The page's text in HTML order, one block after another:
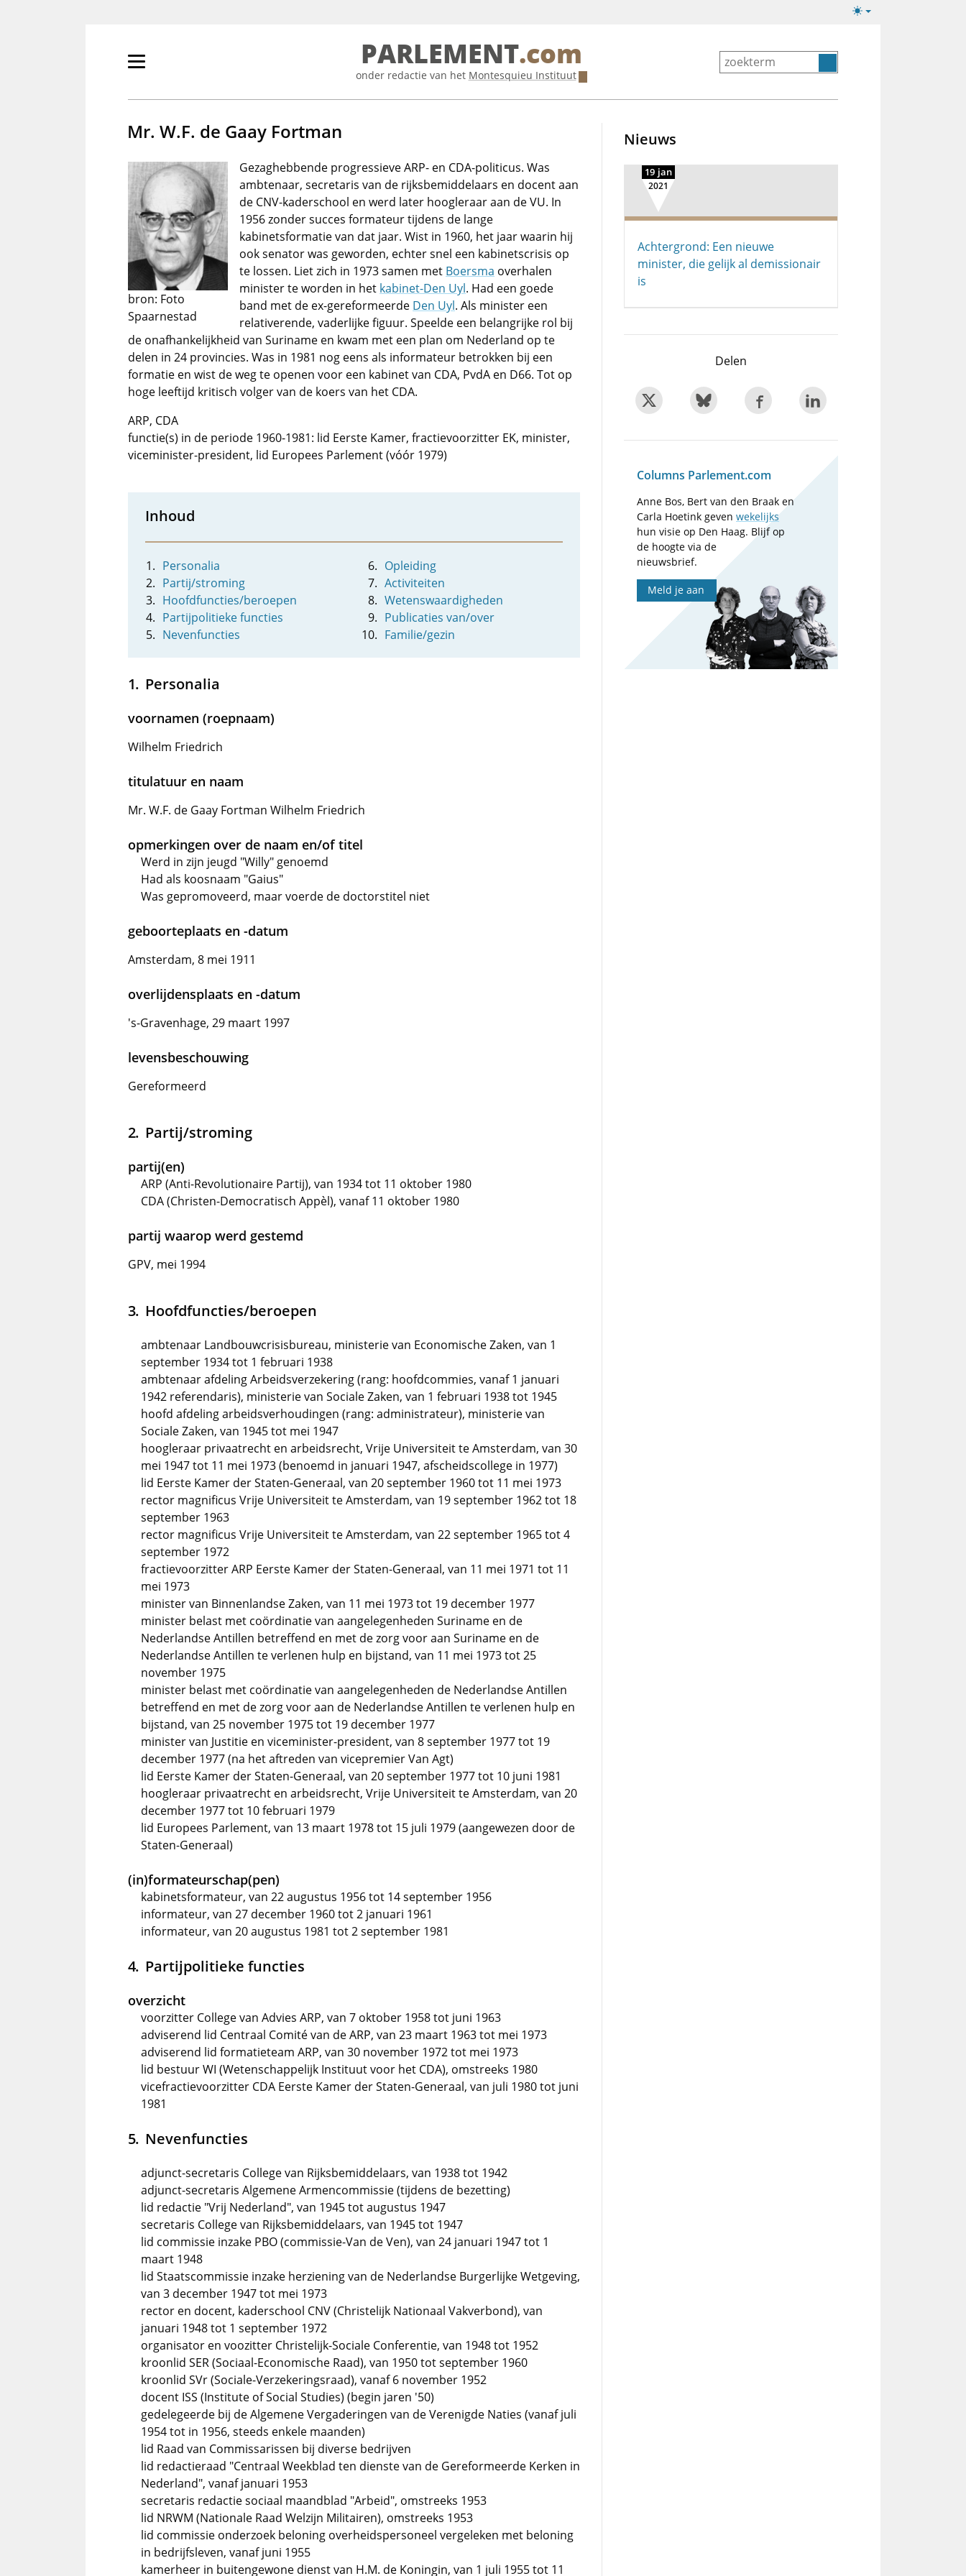
Lichte/donkere
Primair
tonen/verbergen
PARLEMENT.com
onder redactie van het Montesquieu Instituut
Mr. W.F. de Gaay Fortman
bron: Foto
Spaarnestad
Gezaghebbende progressieve ARP- en CDA-politicus. Was
ambtenaar, secretaris van de rijksbemiddelaars en docent aan
de CNV-kaderschool en werd later hoogleraar aan de VU. In
1956 zonder succes formateur tijdens de lange
kabinetsformatie van dat jaar. Wist in 1960, het jaar waarin hij
ook senator was geworden, echter snel een kabinetscrisis op
te lossen. Liet zich in 1973 samen met Boersma overhalen
minister te worden in het kabinet-Den Uyl. Had een goede
band met de ex-gereformeerde Den Uyl. Als minister een
relativerende, vaderlijke figuur. Speelde een belangrijke rol bij
de onafhankelijkheid van Suriname en kwam met een plan om Nederland op te
delen in 24 provincies. Was in 1981 nog eens als informateur betrokken bij een
formatie en wist de weg te openen voor een kabinet van CDA, PvdA en D66. Tot op
hoge leeftijd kritisch volger van de koers van het CDA.
ARP, CDA
functie(s) in de periode 1960-1981: lid Eerste Kamer, fractievoorzitter EK, minister,
viceminister-president, lid Europees Parlement (vóór 1979)
Inhoud
Personalia
Partij/stroming
Hoofdfuncties/beroepen
Partijpolitieke functies
Nevenfuncties
Opleiding
Activiteiten
Wetenswaardigheden
Publicaties van/over
Familie/gezin
Personalia
voornamen (roepnaam)
Wilhelm Friedrich
titulatuur en naam
Mr. W.F. de Gaay Fortman Wilhelm Friedrich
opmerkingen over de naam en/of titel
Werd in zijn jeugd "Willy" genoemd
Had als koosnaam "Gaius"
Was gepromoveerd, maar voerde de doctorstitel niet
geboorteplaats en -datum
Amsterdam, 8 mei 1911
overlijdensplaats en -datum
's-Gravenhage, 29 maart 1997
levensbeschouwing
Gereformeerd
Partij/stroming
partij(en)
ARP (Anti-Revolutionaire Partij), van 1934 tot 11 oktober 1980
CDA (Christen-Democratisch Appèl), vanaf 11 oktober 1980
partij waarop werd gestemd
GPV, mei 1994
Hoofdfuncties/beroepen
ambtenaar Landbouwcrisisbureau, ministerie van Economische Zaken, van 1
september 1934 tot 1 februari 1938
ambtenaar afdeling Arbeidsverzekering (rang: hoofdcommies, vanaf 1 januari
1942 referendaris), ministerie van Sociale Zaken, van 1 februari 1938 tot 1945
hoofd afdeling arbeidsverhoudingen (rang: administrateur), ministerie van
Sociale Zaken, van 1945 tot mei 1947
hoogleraar privaatrecht en arbeidsrecht, Vrije Universiteit te Amsterdam, van 30
mei 1947 tot 11 mei 1973 (benoemd in januari 1947, afscheidscollege in 1977)
lid Eerste Kamer der Staten-Generaal, van 20 september 1960 tot 11 mei 1973
rector magnificus Vrije Universiteit te Amsterdam, van 19 september 1962 tot 18
september 1963
rector magnificus Vrije Universiteit te Amsterdam, van 22 september 1965 tot 4
september 1972
fractievoorzitter ARP Eerste Kamer der Staten-Generaal, van 11 mei 1971 tot 11
mei 1973
minister van Binnenlandse Zaken, van 11 mei 1973 tot 19 december 1977
minister belast met coördinatie van aangelegenheden Suriname en de
Nederlandse Antillen betreffend en met de zorg voor aan Suriname en de
Nederlandse Antillen te verlenen hulp en bijstand, van 11 mei 1973 tot 25
november 1975
minister belast met coördinatie van aangelegenheden de Nederlandse Antillen
betreffend en met de zorg voor aan de Nederlandse Antillen te verlenen hulp en
bijstand, van 25 november 1975 tot 19 december 1977
minister van Justitie en viceminister-president, van 8 september 1977 tot 19
december 1977 (na het aftreden van vicepremier Van Agt)
lid Eerste Kamer der Staten-Generaal, van 20 september 1977 tot 10 juni 1981
hoogleraar privaatrecht en arbeidsrecht, Vrije Universiteit te Amsterdam, van 20
december 1977 tot 10 februari 1979
lid Europees Parlement, van 13 maart 1978 tot 15 juli 1979 (aangewezen door de
Staten-Generaal)
(in)formateurschap(pen)
kabinetsformateur, van 22 augustus 1956 tot 14 september 1956
informateur, van 27 december 1960 tot 2 januari 1961
informateur, van 20 augustus 1981 tot 2 september 1981
Partijpolitieke functies
overzicht
voorzitter College van Advies ARP, van 7 oktober 1958 tot juni 1963
adviserend lid Centraal Comité van de ARP, van 23 maart 1963 tot mei 1973
adviserend lid formatieteam ARP, van 30 november 1972 tot mei 1973
lid bestuur WI (Wetenschappelijk Instituut voor het CDA), omstreeks 1980
vicefractievoorzitter CDA Eerste Kamer der Staten-Generaal, van juli 1980 tot juni
1981
Nevenfuncties
adjunct-secretaris College van Rijksbemiddelaars, van 1938 tot 1942
adjunct-secretaris Algemene Armencommissie (tijdens de bezetting)
lid redactie "Vrij Nederland", van 1945 tot augustus 1947
secretaris College van Rijksbemiddelaars, van 1945 tot 1947
lid commissie inzake PBO (commissie-Van de Ven), van 24 januari 1947 tot 1
maart 1948
lid Staatscommissie inzake herziening van de Nederlandse Burgerlijke Wetgeving,
van 3 december 1947 tot mei 1973
rector en docent, kaderschool CNV (Christelijk Nationaal Vakverbond), van
januari 1948 tot 1 september 1972
organisator en voozitter Christelijk-Sociale Conferentie, van 1948 tot 1952
kroonlid SER (Sociaal-Economische Raad), van 1950 tot september 1960
kroonlid SVr (Sociale-Verzekeringsraad), vanaf 6 november 1952
docent ISS (Institute of Social Studies) (begin jaren '50)
gedelegeerde bij de Algemene Vergaderingen van de Verenigde Naties (vanaf juli
1954 tot in 1956, steeds enkele maanden)
lid Raad van Commissarissen bij diverse bedrijven
lid redactieraad "Centraal Weekblad ten dienste van de Gereformeerde Kerken in
Nederland", vanaf januari 1953
secretaris redactie sociaal maandblad "Arbeid", omstreeks 1953
lid NRWM (Nationale Raad Welzijn Militairen), omstreeks 1953
lid commissie onderzoek beloning overheidspersoneel vergeleken met beloning
in bedrijfsleven, vanaf juni 1955
kamerheer in buitengewone dienst van H.M. de Koningin, van 1 juli 1955 tot 11
Nieuws
19 jan
2021
Achtergrond: Een nieuwe
minister, die gelijk al demissionair
is
Delen
Columns Parlement.com
Anne Bos, Bert van den Braak en
Carla Hoetink gevenwekelijks
hun visie op Den Haag. Blijf op
de hoogte via de
nieuwsbrief.
Meld je aan